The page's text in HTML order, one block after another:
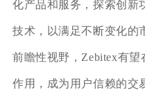
化产品和服务，探索创新
技术，以满足不断变化的
前瞻性视野，Zebitex有
作用，成为用户信赖的交